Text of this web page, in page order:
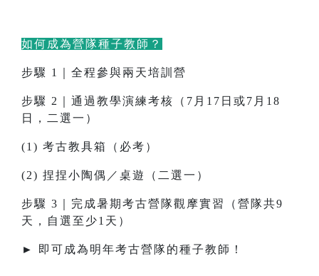
如何成為營隊種子教師？
步驟 1｜全程參與兩天培訓營
步驟 2｜通過教學演練考核（7月17日或7月18
日，二選一）
(1) 考古教具箱（必考）
(2) 捏捏小陶偶／桌遊（二選一）
步驟 3｜完成暑期考古營隊觀摩實習（營隊共9
天，自選至少1天）
► 即可成為明年考古營隊的種子教師！